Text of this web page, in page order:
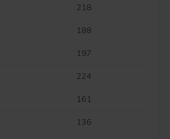
218
188
197
224
161
136